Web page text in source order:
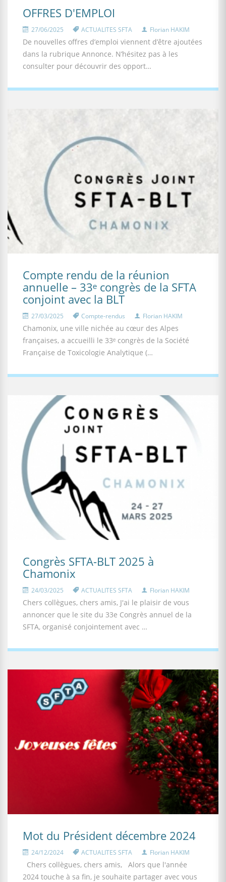
OFFRES D'EMPLOI
27/06/2025 ACTUALITES SFTA Florian HAKIM
De nouvelles offres d’emploi viennent d’être ajoutées
dans la rubrique Annonce. N’hésitez pas à les
consulter pour découvrir des opport…
Compte rendu de la réunion
annuelle – 33ᵉ congrès de la SFTA
conjoint avec la BLT
27/03/2025 Compte-rendus Florian HAKIM
Chamonix, une ville nichée au cœur des Alpes
françaises, a accueilli le 33ᵉ congrès de la Société
Française de Toxicologie Analytique (…
Congrès SFTA-BLT 2025 à
Chamonix
24/03/2025 ACTUALITES SFTA Florian HAKIM
Chers collègues, chers amis, J'ai le plaisir de vous
annoncer que le site du 33e Congrès annuel de la
SFTA, organisé conjointement avec …
Mot du Président décembre 2024
24/12/2024 ACTUALITES SFTA Florian HAKIM
Chers collègues, chers amis, Alors que l'année
2024 touche à sa fin, je souhaite partager avec vous